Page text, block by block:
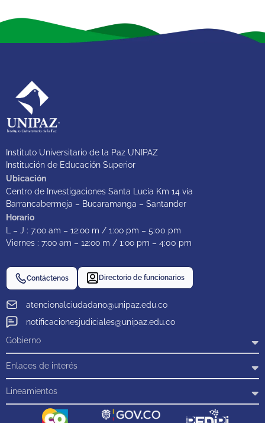
Instituto Universitario de la Paz UNIPAZ
Institución de Educación Superior
Ubicación
Centro de Investigaciones Santa Lucía Km 14 vía
Barrancabermeja – Bucaramanga – Santander
Horario
L – J : 7:oo am – 12:oo m / 1:oo pm – 5:00 pm
Viernes : 7:oo am – 12:oo m / 1:oo pm – 4:00 pm
atencionalciudadano@unipaz.edu.co
notificacionesjudiciales@unipaz.edu.co
Contáctenos Directorio de funcionarios
Gobierno
Enlaces de interés
Lineamientos